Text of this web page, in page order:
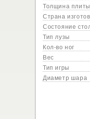
Толщина плиты
Страна
Состояние
Тип лузы
Кол-во ног
Вес
Тип игры
Диаметр шара